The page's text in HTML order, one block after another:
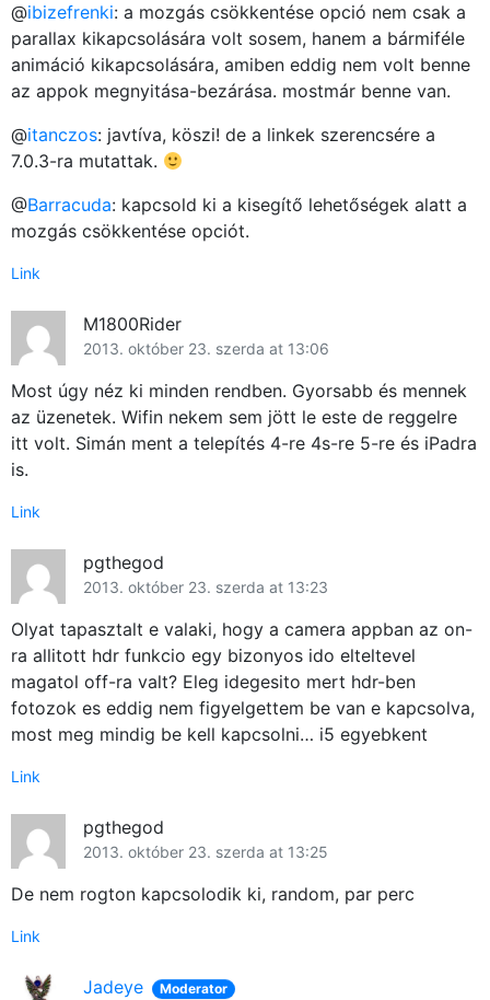
@ibizefrenki: a mozgás csökkentése opció nem csak a
parallax kikapcsolására volt sosem, hanem a bármiféle
animáció kikapcsolására, amiben eddig nem volt benne
az appok megnyitása-bezárása. mostmár benne van.
@itanczos: javtíva, köszi! de a linkek szerencsére a
7.0.3-ra mutattak.
@Barracuda: kapcsold ki a kisegítő lehetőségek alatt a
mozgás csökkentése opciót.
Link
M1800Rider
2013. október 23. szerda at 13:06
Most úgy néz ki minden rendben. Gyorsabb és mennek
az üzenetek. Wifin nekem sem jött le este de reggelre
itt volt. Simán ment a telepítés 4-re 4s-re 5-re és iPadra
is.
Link
pgthegod
2013. október 23. szerda at 13:23
Olyat tapasztalt e valaki, hogy a camera appban az on-
ra allitott hdr funkcio egy bizonyos ido elteltevel
magatol off-ra valt? Eleg idegesito mert hdr-ben
fotozok es eddig nem figyelgettem be van e kapcsolva,
most meg mindig be kell kapcsolni… i5 egyebkent
Link
pgthegod
2013. október 23. szerda at 13:25
De nem rogton kapcsolodik ki, random, par perc
Link
Jadeye Moderator